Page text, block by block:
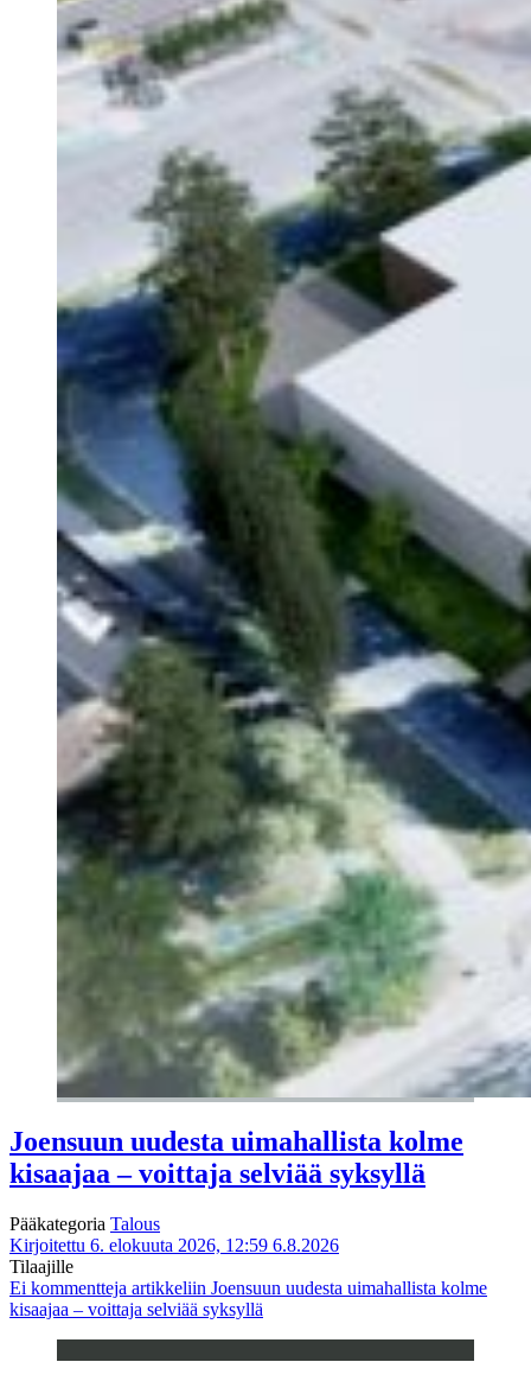
Joensuun uudesta uimahallista kolme
kisaajaa – voittaja selviää syksyllä
Pääkategoria Talous
Kirjoitettu 6. elokuuta 2026, 12:59 6.8.2026
Tilaajille
Ei kommentteja artikkeliin Joensuun uudesta uimahallista kolme
kisaajaa – voittaja selviää syksyllä